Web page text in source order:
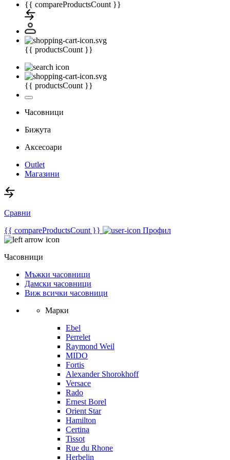
{{ compareProductsCount }}
{{ productsCount }}
{{ productsCount }}
Часовници
Бижута
Аксесоари
Outlet
Магазини
Сравни
{{ compareProductsCount }}
Профил
Часовници
Мъжки часовници
Дамски часовници
Виж всички часовници
Марки
Ebel
Perrelet
Raymond Weil
MIDO
Fortis
Alexander Shorokhoff
Versace
Rado
Ernest Borel
Orient Star
Hamilton
Certina
Tissot
Rue du Rhone
Herbelin